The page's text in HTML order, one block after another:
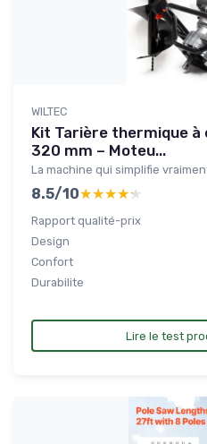
WILTEC
Kit Tarière thermique à
320 mm – Moteu...
La machine qui simplifie
8.5/10★★★★★
★★★★★
Rapport qualité-prix
Design
Confort
Durabilite
Lire le test